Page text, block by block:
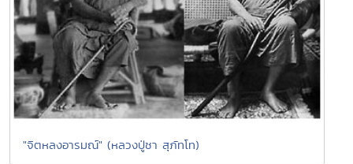
"จิตหลงอารมณ์" (หลวงปู่ชา สุภัทโท)